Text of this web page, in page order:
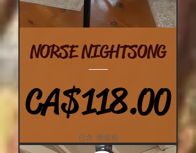
NORSE NIGHTSONG
價格
CA$118.00
已含 增值税